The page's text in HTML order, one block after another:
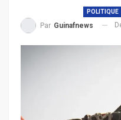
POLITIQUE
Par Guinafnews